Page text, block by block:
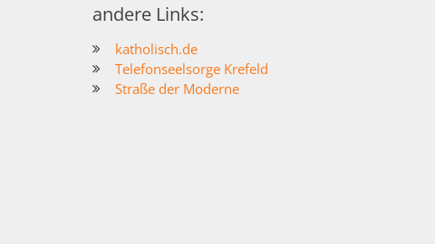
andere Links:
katholisch.de
Telefonseelsorge Krefeld
Straße der Moderne